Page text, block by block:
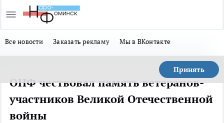
Все новости Заказать рекламу Мы в ВКонтакте
Принять
ОНФ чествовал память ветеранов-
участников Великой Отечественной
войны